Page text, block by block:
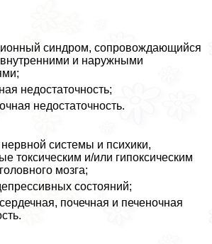
синдром, сопровождающийся
и наружными
недостаточность;
недостаточность.
системы и психики,
токсическим и/или гипоксическим
мозга;
состояний;
почечная и печеночная